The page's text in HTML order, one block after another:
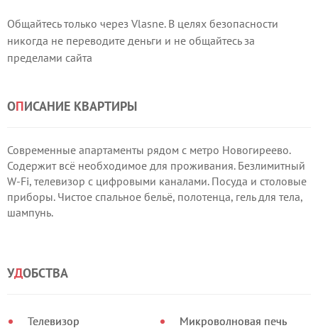
Общайтесь только через Vlasne. В целях безопасности
никогда не переводите деньги и не общайтесь за
пределами сайта
ОПИСАНИЕ КВАРТИРЫ
Современные апартаменты рядом с метро Новогиреево.
Содержит всё необходимое для проживания. Безлимитный
W-Fi, телевизор с цифровыми каналами. Посуда и столовые
приборы. Чистое спальное бельё, полотенца, гель для тела,
шампунь.
УДОБСТВА
Телевизор
Микроволновая печь